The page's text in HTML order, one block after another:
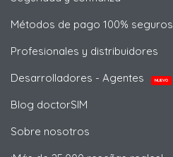
Métodos de pago 100% seguros
Profesionales y distribuidores
Desarrolladores - Agentes
NUEVO
Blog doctorSIM
Sobre nosotros